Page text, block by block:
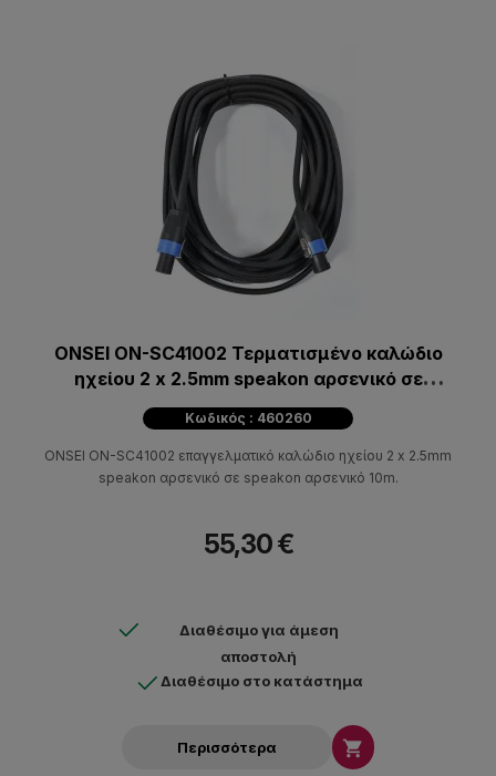
ONSEI ON-SC41002 Τερματισμένο καλώδιο
ηχείου 2 x 2.5mm speakon αρσενικό σε
speakon αρσενικό 10m.
Κωδικός : 460260
ONSEI ON-SC41002 επαγγελματικό καλώδιο ηχείου 2 x 2.5mm
speakon αρσενικό σε speakon αρσενικό 10m.
55,30 €
Διαθέσιμο για άμεση
αποστολή
Διαθέσιμο στο κατάστημα
Περισσότερα 